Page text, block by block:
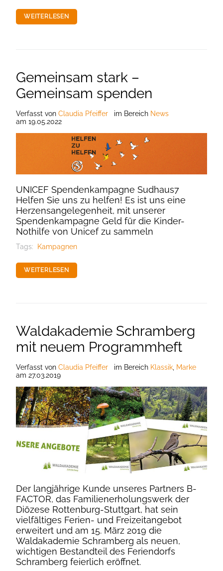
WEITERLESEN
Gemeinsam stark –
Gemeinsam spenden
Verfasst von Claudia Pfeiffer im Bereich News
am 19.05.2022
UNICEF Spendenkampagne Sudhaus7
Helfen Sie uns zu helfen! Es ist uns eine
Herzensangelegenheit, mit unserer
Spendenkampagne Geld für die Kinder-
Nothilfe von Unicef zu sammeln
Tags: Kampagnen
WEITERLESEN
Waldakademie Schramberg
mit neuem Programmheft
Verfasst von Claudia Pfeiffer im Bereich Klassik Marke
am 27.03.2019
Der langjährige Kunde unseres Partners B-
FACTOR, das Familienerholungswerk der
Diözese Rottenburg-Stuttgart, hat sein
vielfältiges Ferien- und Freizeitangebot
erweitert und am 15. März 2019 die
Waldakademie Schramberg als neuen,
wichtigen Bestandteil des Feriendorfs
Schramberg feierlich eröffnet.